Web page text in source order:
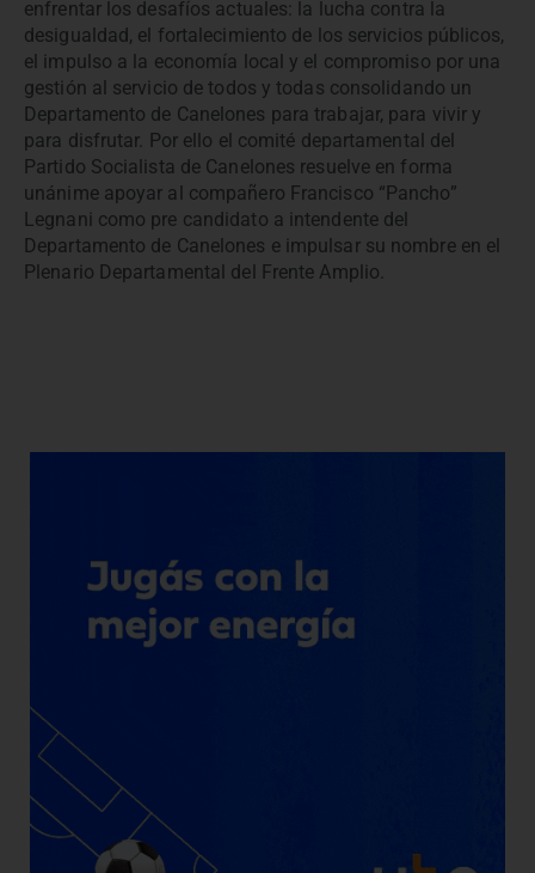
enfrentar los desafíos actuales: la lucha contra la
desigualdad, el fortalecimiento de los servicios públicos,
el impulso a la economía local y el compromiso por una
gestión al servicio de todos y todas consolidando un
Departamento de Canelones para trabajar, para vivir y
para disfrutar. Por ello el comité departamental del
Partido Socialista de Canelones resuelve en forma
unánime apoyar al compañero Francisco “Pancho”
Legnani como pre candidato a intendente del
Departamento de Canelones e impulsar su nombre en el
Plenario Departamental del Frente Amplio.